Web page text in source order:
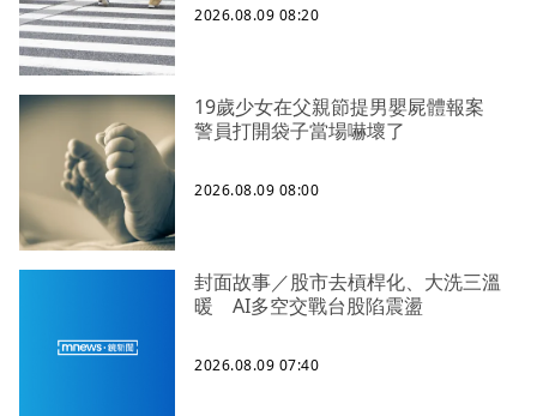
2026.08.09 08:20
19歲少女在父親節提男嬰屍體報案
警員打開袋子當場嚇壞了
2026.08.09 08:00
封面故事／股市去槓桿化、大洗三溫
暖 AI多空交戰台股陷震盪
2026.08.09 07:40